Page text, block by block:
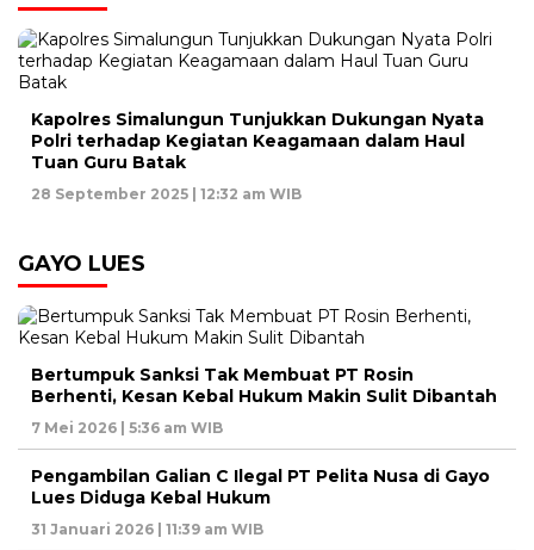
Kapolres Simalungun Tunjukkan Dukungan Nyata
Polri terhadap Kegiatan Keagamaan dalam Haul
Tuan Guru Batak
28 September 2025 | 12:32 am WIB
GAYO LUES
Bertumpuk Sanksi Tak Membuat PT Rosin
Berhenti, Kesan Kebal Hukum Makin Sulit Dibantah
7 Mei 2026 | 5:36 am WIB
Pengambilan Galian C Ilegal PT Pelita Nusa di Gayo
Lues Diduga Kebal Hukum
31 Januari 2026 | 11:39 am WIB